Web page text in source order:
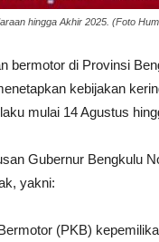
hingga Akhir 2025. (Foto
bermotor di Provinsi
kebijakan
mulai 14 Agustus
Gubernur Bengkulu
yakni:
(PKB)